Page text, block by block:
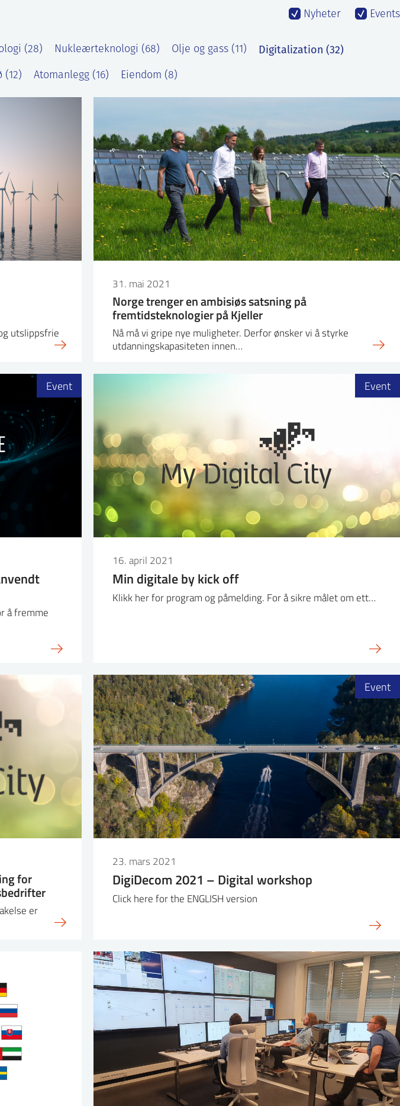
Nyheter Events
(28) Nukleærteknologi (68) Olje og gass (11) Digitalization (32)
(12) Atomanlegg (16) Eiendom (8)
utslippsfrie
31. mai 2021
Norge trenger en ambisiøs satsning på
fremtidsteknologier på Kjeller
Nå må vi gripe nye muligheter. Derfor ønsker vi å styrke
utdanningskapasiteten innen…
å fremme
Event
16. april 2021
Min digitale by kick off
Klikk her for program og påmelding. For å sikre målet om ett…
Event
for
er
23. mars 2021
DigiDecom 2021 – Digital workshop
Click here for the ENGLISH version
Event